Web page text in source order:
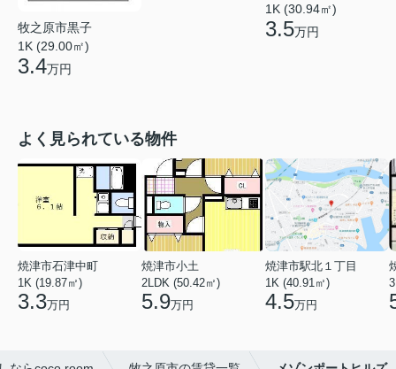
牧之原市黒子
1K (29.00㎡)
3.4万円
1K (30.94㎡)
3.5万円
よく見られている物件
焼津市石津中町
1K (19.87㎡)
3.3万円
焼津市小土
2LDK (50.42㎡)
5.9万円
焼津市駅北１丁目
1K (40.91㎡)
4.5万円